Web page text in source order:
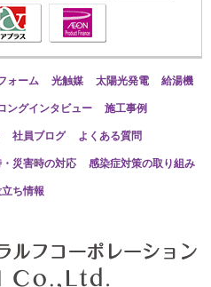
ォーム 光触媒 太陽光発電 給湯機
ングインタビュー 施工事例
社員ブログ よくある質問
災害時の対応 感染症対策の取り組み
ち情報